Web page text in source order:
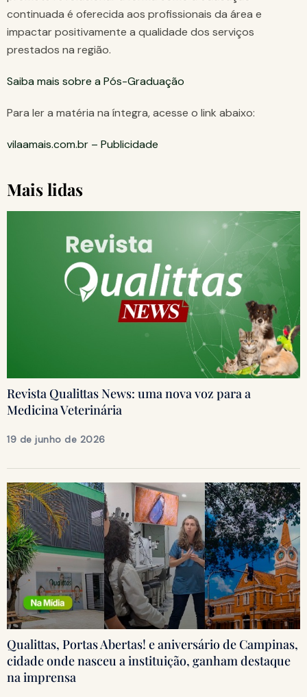
continuada é oferecida aos profissionais da área e
impactar positivamente a qualidade dos serviços
prestados na região.
Saiba mais sobre a Pós-Graduação
Para ler a matéria na íntegra, acesse o link abaixo:
vilaamais.com.br – Publicidade
Mais lidas
Revista Qualittas News: uma nova voz para a
Medicina Veterinária
19 de junho de 2026
Qualittas, Portas Abertas! e aniversário de Campinas,
cidade onde nasceu a instituição, ganham destaque
na imprensa